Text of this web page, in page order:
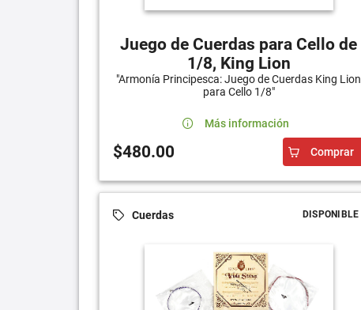
Juego de Cuerdas para Cello de
1/8, King Lion
"Armonía Principesca: Juego de Cuerdas King Lion
para Cello 1/8"
Más información
$480.00 Comprar
Cuerdas DISPONIBLE